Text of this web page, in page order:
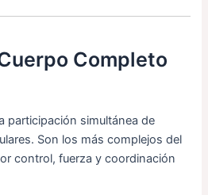
Completo
participación simultánea de
Son los más complejos del
control, fuerza y coordinación